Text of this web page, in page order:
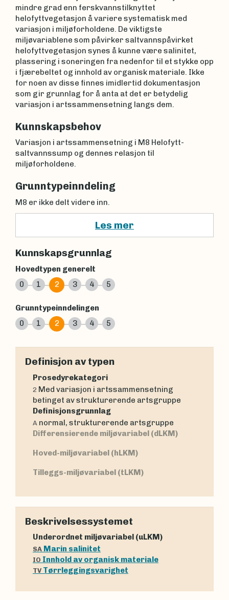
mindre grad enn ferskvannstilknyttet
helofyttvegetasjon å variere systematisk med
variasjon i miljøforholdene. De viktigste
miljøvariablene som påvirker saltvannspåvirket
helofyttvegetasjon synes å kunne være salinitet,
plassering i soneringen fra nedenfor til et stykke opp
i fjærebeltet og innhold av organisk materiale. Ikke
for noen av disse finnes imidlertid dokumentasjon
som gir grunnlag for å anta at det er betydelig
variasjon i artssammensetning langs dem.
Kunnskapsbehov
Variasjon i artssammensetning i M8 Helofytt-
saltvannssump og dennes relasjon til
miljøforholdene.
Grunntypeinndeling
M8 er ikke delt videre inn.
Les mer
Kunnskapsgrunnlag
Hovedtypen generelt
0
1 2 3 4 5
Grunntypeinndelingen
0
1 2 3 4 5
Definisjon av typen
Prosedyrekategori
2 Med variasjon i artssammensetning
betinget av strukturerende artsgruppe
Definisjonsgrunnlag
A normal, strukturerende artsgruppe
Differensierende miljøvariabel (dLKM)
Hoved-miljøvariabel (hLKM)
Tilleggs-miljøvariabel (tLKM)
Beskrivelsessystemet
Underordnet miljøvariabel (uLKM)
SA Marin salinitet
IO Innhold av organisk materiale
TV Tørrleggingsvarighet